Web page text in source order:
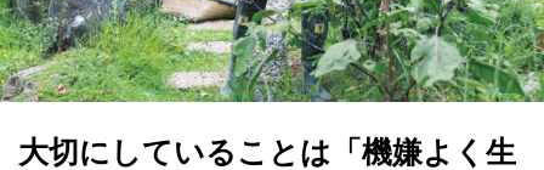
大切にしていることは「機嫌よく生